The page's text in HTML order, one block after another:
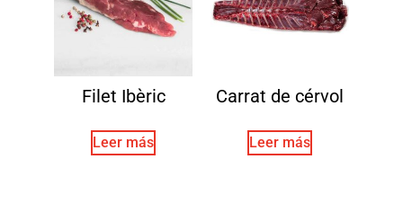
Filet Ibèric
Leer más
Carrat de cérvol
Leer más